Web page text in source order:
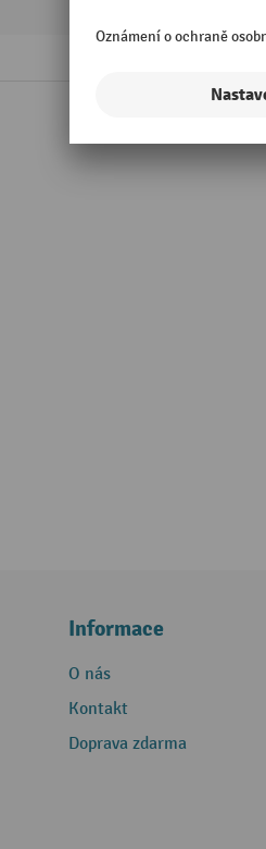
Informace
O nás
Kontakt
Doprava zdarma